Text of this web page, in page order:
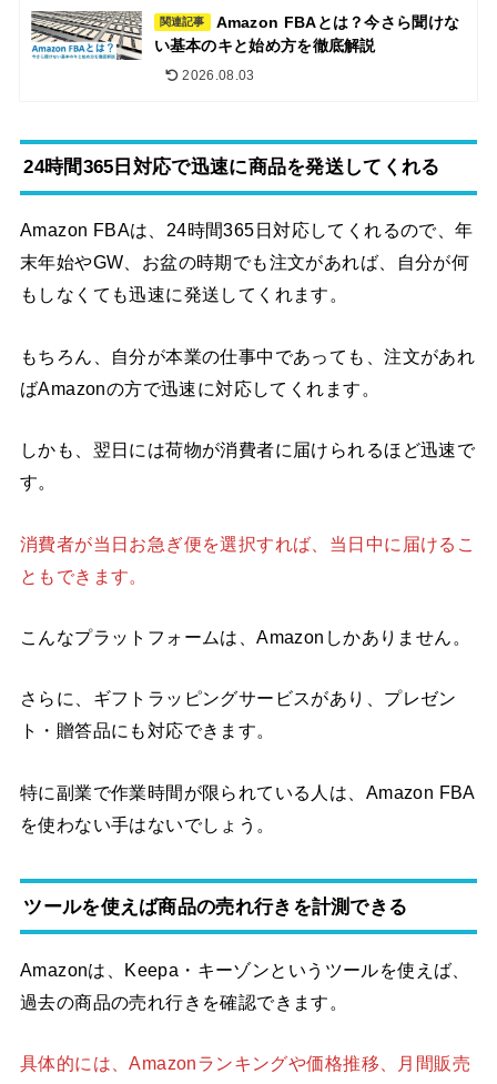
関連記事
Amazon FBAとは？今さら聞けな
い基本のキと始め方を徹底解説
2026.08.03
24時間365日対応で迅速に商品を発送してくれる
Amazon FBAは、24時間365日対応してくれるので、年
末年始やGW、お盆の時期でも注文があれば、自分が何
もしなくても迅速に発送してくれます。
もちろん、自分が本業の仕事中であっても、注文があれ
ばAmazonの方で迅速に対応してくれます。
しかも、翌日には荷物が消費者に届けられるほど迅速で
す。
消費者が当日お急ぎ便を選択すれば、当日中に届けるこ
ともできます。
こんなプラットフォームは、Amazonしかありません。
さらに、ギフトラッピングサービスがあり、プレゼン
ト・贈答品にも対応できます。
特に副業で作業時間が限られている人は、Amazon FBA
を使わない手はないでしょう。
ツールを使えば商品の売れ行きを計測できる
Amazonは、Keepa・キーゾンというツールを使えば、
過去の商品の売れ行きを確認できます。
具体的には、Amazonランキングや価格推移、月間販売